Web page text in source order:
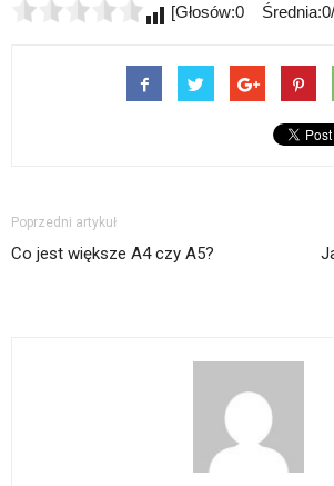
[Głosów:0
Poprzedni artykuł
Co jest większe A4 czy A5?